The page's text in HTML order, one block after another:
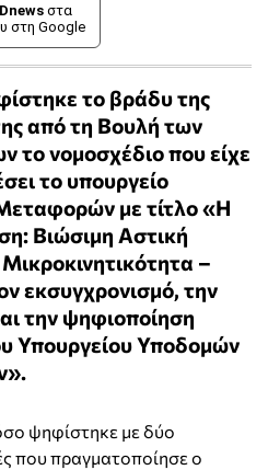
Dnews στα
στη Google
το βράδυ της
από τη Βουλή των
το νομοσχέδιο που είχε
το υπουργείο
με τίτλο «Η
Βιώσιμη Αστική
–
εκσυγχρονισμό, την
την ψηφιοποίηση
Υπουργείου Υποδομών
ψηφίστηκε με δύο
που πραγματοποίησε ο